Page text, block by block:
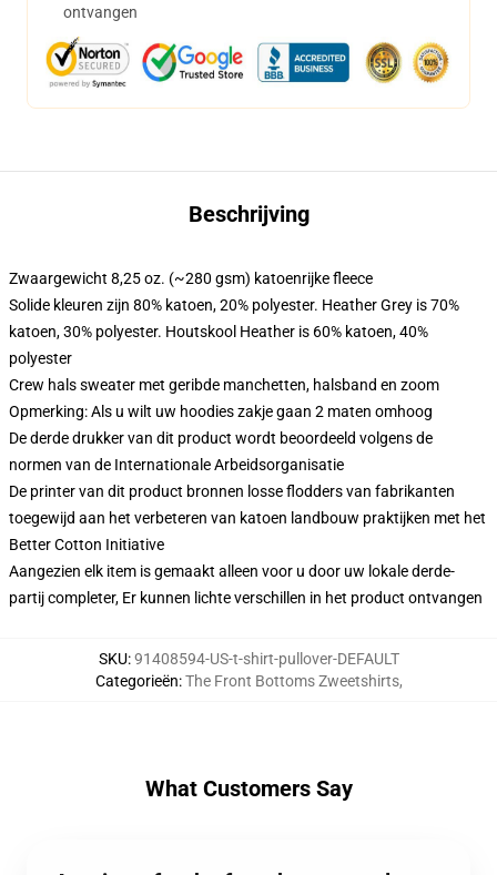
ontvangen
Beschrijving
Zwaargewicht 8,25 oz. (~280 gsm) katoenrijke fleece
Solide kleuren zijn 80% katoen, 20% polyester. Heather Grey is 70%
katoen, 30% polyester. Houtskool Heather is 60% katoen, 40%
polyester
Crew hals sweater met geribde manchetten, halsband en zoom
Opmerking: Als u wilt uw hoodies zakje gaan 2 maten omhoog
De derde drukker van dit product wordt beoordeeld volgens de
normen van de Internationale Arbeidsorganisatie
De printer van dit product bronnen losse flodders van fabrikanten
toegewijd aan het verbeteren van katoen landbouw praktijken met het
Better Cotton Initiative
Aangezien elk item is gemaakt alleen voor u door uw lokale derde-
partij completer, Er kunnen lichte verschillen in het product ontvangen
SKU:91408594-US-t-shirt-pullover-DEFAULT
Categorieën:The Front Bottoms Zweetshirts,
What Customers Say